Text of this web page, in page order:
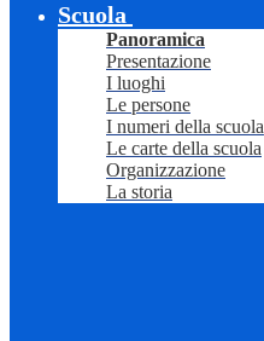
Scuola
Panoramica
Presentazione
I luoghi
Le persone
I numeri della scuola
Le carte della scuola
Organizzazione
La storia